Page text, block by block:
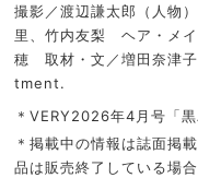
撮影／渡辺謙太郎（人物
里、竹内友梨 ヘア・メ
穂 取材・文／増田奈津
tment.
＊VERY2026年4月号「
＊掲載中の情報は誌面掲
品は販売終了している場合